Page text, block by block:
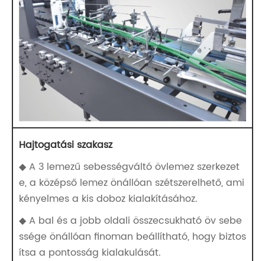
Hajtogatási szakasz
◆ A 3 lemezű sebességváltó övlemez szerkezet
e, a középső lemez önállóan szétszerelhető, ami
kényelmes a kis doboz kialakításához.
◆ A bal és a jobb oldali összecsukható öv sebe
ssége önállóan finoman beállítható, hogy biztos
ítsa a pontosság kialakulását.